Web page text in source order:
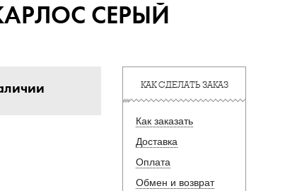
СЕРЫЙ
КАК СДЕЛАТЬ ЗАКАЗ
Как заказать
Доставка
Оплата
Обмен и возврат